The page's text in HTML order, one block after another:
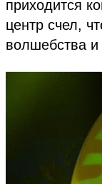
приходится
центр счел,
волшебства